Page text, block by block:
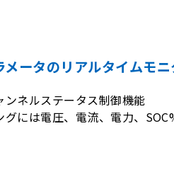
ータのリアルタイムモ
ネルステータス制御機能
グには電圧、電流、電力、